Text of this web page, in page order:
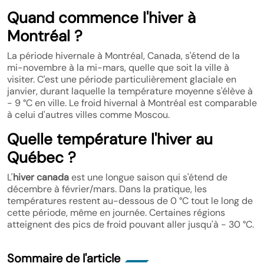
Quand commence l'hiver à
Montréal ?
La période hivernale à Montréal, Canada, s'étend de la
mi-novembre à la mi-mars, quelle que soit la ville à
visiter. C'est une période particulièrement glaciale en
janvier, durant laquelle la température moyenne s'élève à
- 9 °C en ville. Le froid hivernal à Montréal est comparable
à celui d'autres villes comme Moscou.
Quelle température l'hiver au
Québec ?
L'hiver canadaest une longue saison qui s'étend de
décembre à février/mars. Dans la pratique, les
températures restent au-dessous de 0 °C tout le long de
cette période, même en journée. Certaines régions
atteignent des pics de froid pouvant aller jusqu'à - 30 °C.
Sommaire de l'article